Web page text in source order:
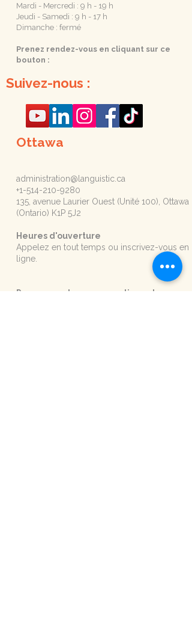
Mardi - Mercredi : 9 h - 19 h
Jeudi - Samedi : 9 h - 17 h
Dimanche : fermé
Prenez rendez-vous en cliquant sur ce
bouton :
Suivez-nous :
Ottawa
administration@languistic.ca
+1-514-210-9280
135, avenue Laurier Ouest (Unité 100), Ottawa
(Ontario) K1P 5J2
Heures d'ouverture
Appelez en tout temps ou inscrivez-vous en
ligne.
Prenez rendez-vous en cliquant sur ce